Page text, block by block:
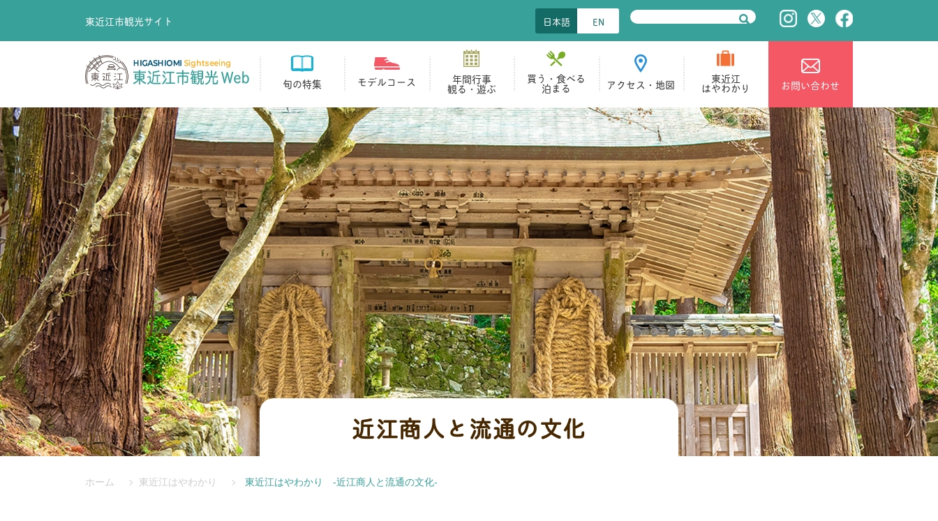
東近江市観光サイト 日本語 EN
旬の特集 モデルコース 年間行事
観る・遊ぶ
買う・食べる
泊まる アクセス・地図 東近江
はやわかり お問い合わせ
近江商人と流通の文化
ホーム 東近江はやわかり 東近江はやわかり -近江商人と流通の文化-